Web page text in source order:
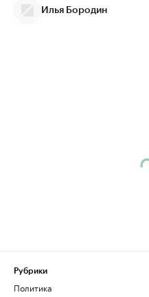
Илья Бородин
Рубрики
Политика